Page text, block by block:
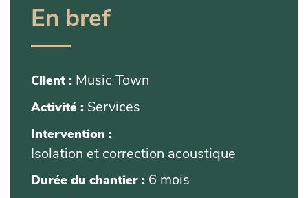
En bref
Client : Music Town
Activité : Services
Intervention :
Isolation et correction acoustique
Durée du chantier : 6 mois